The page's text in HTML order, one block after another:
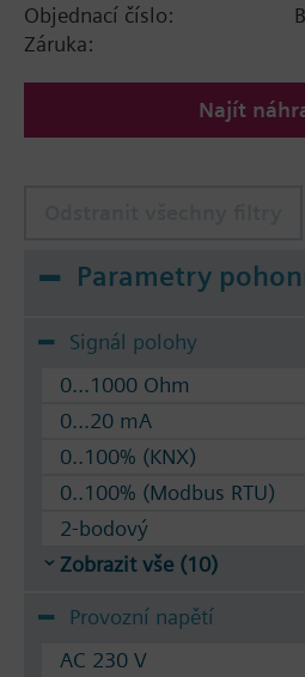
Objednací číslo:
Záruka:
Najít
Parametry
Signál polohy
0...1000 Ohm
0...20 mA
0..100% (KNX)
0..100% (Modbus RTU)
2-bodový
Zobrazit vše (10)
Provozní napětí
AC 230 V